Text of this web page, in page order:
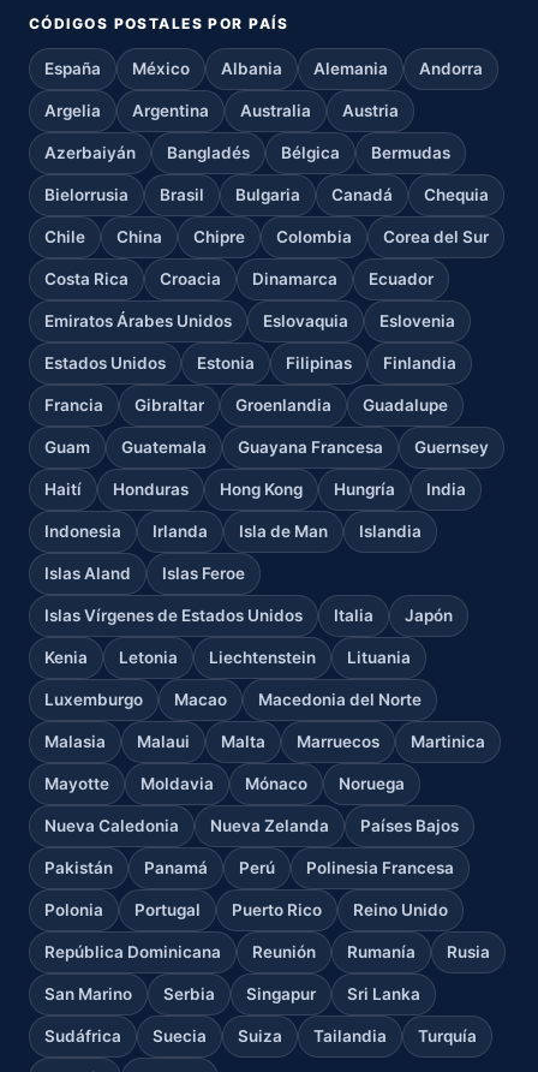
CÓDIGOS POSTALES POR PAÍS
España México Albania Alemania Andorra
Argelia Argentina Australia Austria
Azerbaiyán Bangladés Bélgica Bermudas
Bielorrusia Brasil Bulgaria Canadá Chequia
Chile China Chipre Colombia Corea del Sur
Costa Rica Croacia Dinamarca Ecuador
Emiratos Árabes Unidos Eslovaquia Eslovenia
Estados Unidos Estonia Filipinas Finlandia
Francia Gibraltar Groenlandia Guadalupe
Guam Guatemala Guayana Francesa Guernsey
Haití Honduras Hong Kong Hungría India
Indonesia Irlanda Isla de Man Islandia
Islas Aland Islas Feroe
Islas Vírgenes de Estados Unidos Italia Japón
Kenia Letonia Liechtenstein Lituania
Luxemburgo Macao Macedonia del Norte
Malasia Malaui Malta Marruecos Martinica
Mayotte Moldavia Mónaco Noruega
Nueva Caledonia Nueva Zelanda Países Bajos
Pakistán Panamá Perú Polinesia Francesa
Polonia Portugal Puerto Rico Reino Unido
República Dominicana Reunión Rumanía Rusia
San Marino Serbia Singapur Sri Lanka
Sudáfrica Suecia Suiza Tailandia Turquía